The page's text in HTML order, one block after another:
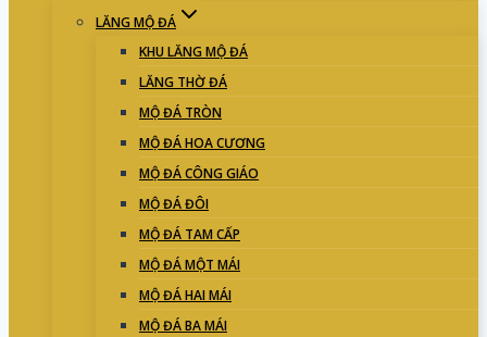
LĂNG MỘ ĐÁ
KHU LĂNG MỘ ĐÁ
LĂNG THỜ ĐÁ
MỘ ĐÁ TRÒN
MỘ ĐÁ HOA CƯƠNG
MỘ ĐÁ CÔNG GIÁO
MỘ ĐÁ ĐÔI
MỘ ĐÁ TAM CẤP
MỘ ĐÁ MỘT MÁI
MỘ ĐÁ HAI MÁI
MỘ ĐÁ BA MÁI